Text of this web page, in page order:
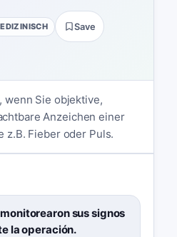
Save
wenn Sie objektive,
Anzeichen einer
z.B. Fieber oder Puls.
sus signos
la operación.